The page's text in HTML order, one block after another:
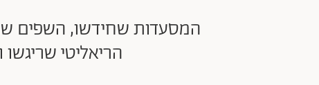
המסעדות שחידשו, השפים
הריאליטי שריגשו והמנות שעינגו. 100